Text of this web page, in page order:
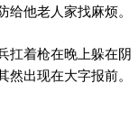
他老人家找麻烦。
扛着枪在晚上躲在阴
出现在大字报前。